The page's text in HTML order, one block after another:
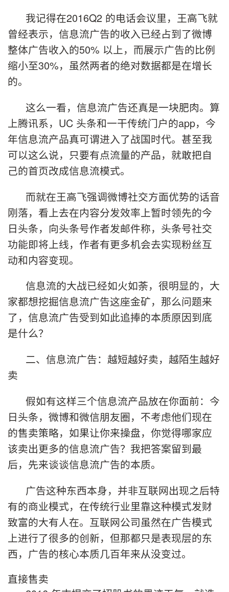
我记得在2016Q2 的电话会议里，王高飞就
曾经表示，信息流广告的收入已经占到了微博
整体广告收入的50% 以上，而展示广告的比例
缩小至30%，虽然两者的绝对数据都是在增长
的。
这么一看，信息流广告还真是一块肥肉。算
上腾讯系，UC 头条和一干传统门户的app，今
年信息流产品真可谓进入了战国时代。甚至我
可以这么说，只要有点流量的产品，就敢把自
己的首页改成信息流模式。
而就在王高飞强调微博社交方面优势的话音
刚落，看上去在内容分发效率上暂时领先的今
日头条，向头条号作者发邮件称，头条号社交
功能即将上线，作者有更多机会去实现粉丝互
动和内容变现。
信息流的大战已经如火如荼，很明显的，大
家都想挖掘信息流广告这座金矿，那么问题来
了，信息流广告受到如此追捧的本质原因到底
是什么？
二、信息流广告：越短越好卖，越陌生越好
卖
假如有这样三个信息流产品放在你面前：今
日头条，微博和微信朋友圈，不考虑他们现在
的售卖策略，如果让你来操盘，你觉得哪家应
该卖出更多的信息流广告？我把答案留到最
后，先来谈谈信息流广告的本质。
广告这种东西本身，并非互联网出现之后特
有的商业模式，在传统行业里靠这种模式发财
致富的大有人在。互联网公司虽然在广告模式
上进行了很多的创新，但那都只是表现层的东
西，广告的核心本质几百年来从没变过。
直接售卖